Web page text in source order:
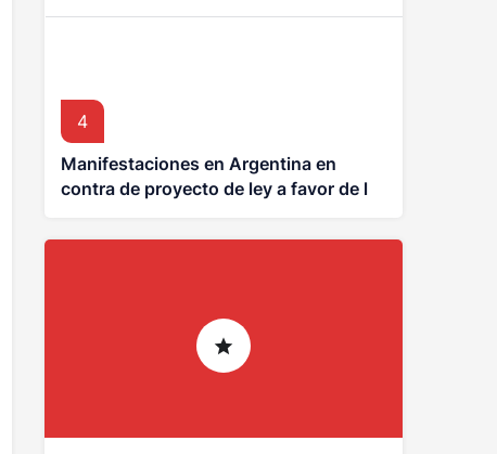
forzada en el caso Ayotzinapa
4
Manifestaciones en Argentina en
contra de proyecto de ley a favor de la